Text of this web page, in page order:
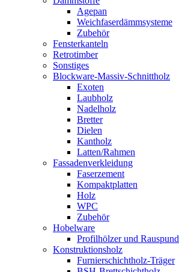
Agepan
Weichfaserdämmsysteme
Zubehör
Fensterkanteln
Retrotimber
Sonstiges
Blockware-Massiv-Schnittholz
Exoten
Laubholz
Nadelholz
Bretter
Dielen
Kantholz
Latten/Rahmen
Fassadenverkleidung
Faserzement
Kompaktplatten
Holz
WPC
Zubehör
Hobelware
Profilhölzer und Rauspund
Konstruktionsholz
Furnierschichtholz-Träger